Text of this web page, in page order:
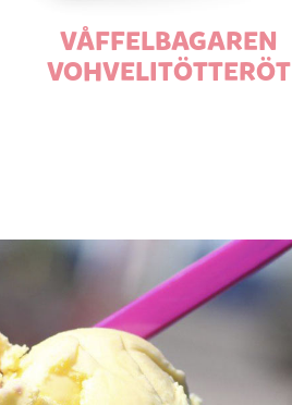
VÅFFELBAGAREN
VOHVELITÖTTERÖT